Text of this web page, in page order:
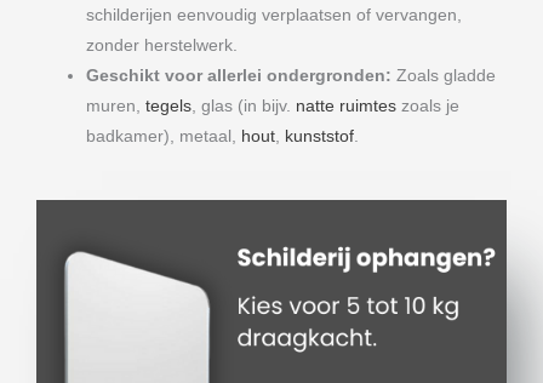
schilderijen eenvoudig verplaatsen of vervangen,
zonder herstelwerk.
Geschikt voor allerlei ondergronden: Zoals gladde
muren,tegels , glas (in bijv. natte ruimtes zoals je
badkamer), metaal, hout kunststof